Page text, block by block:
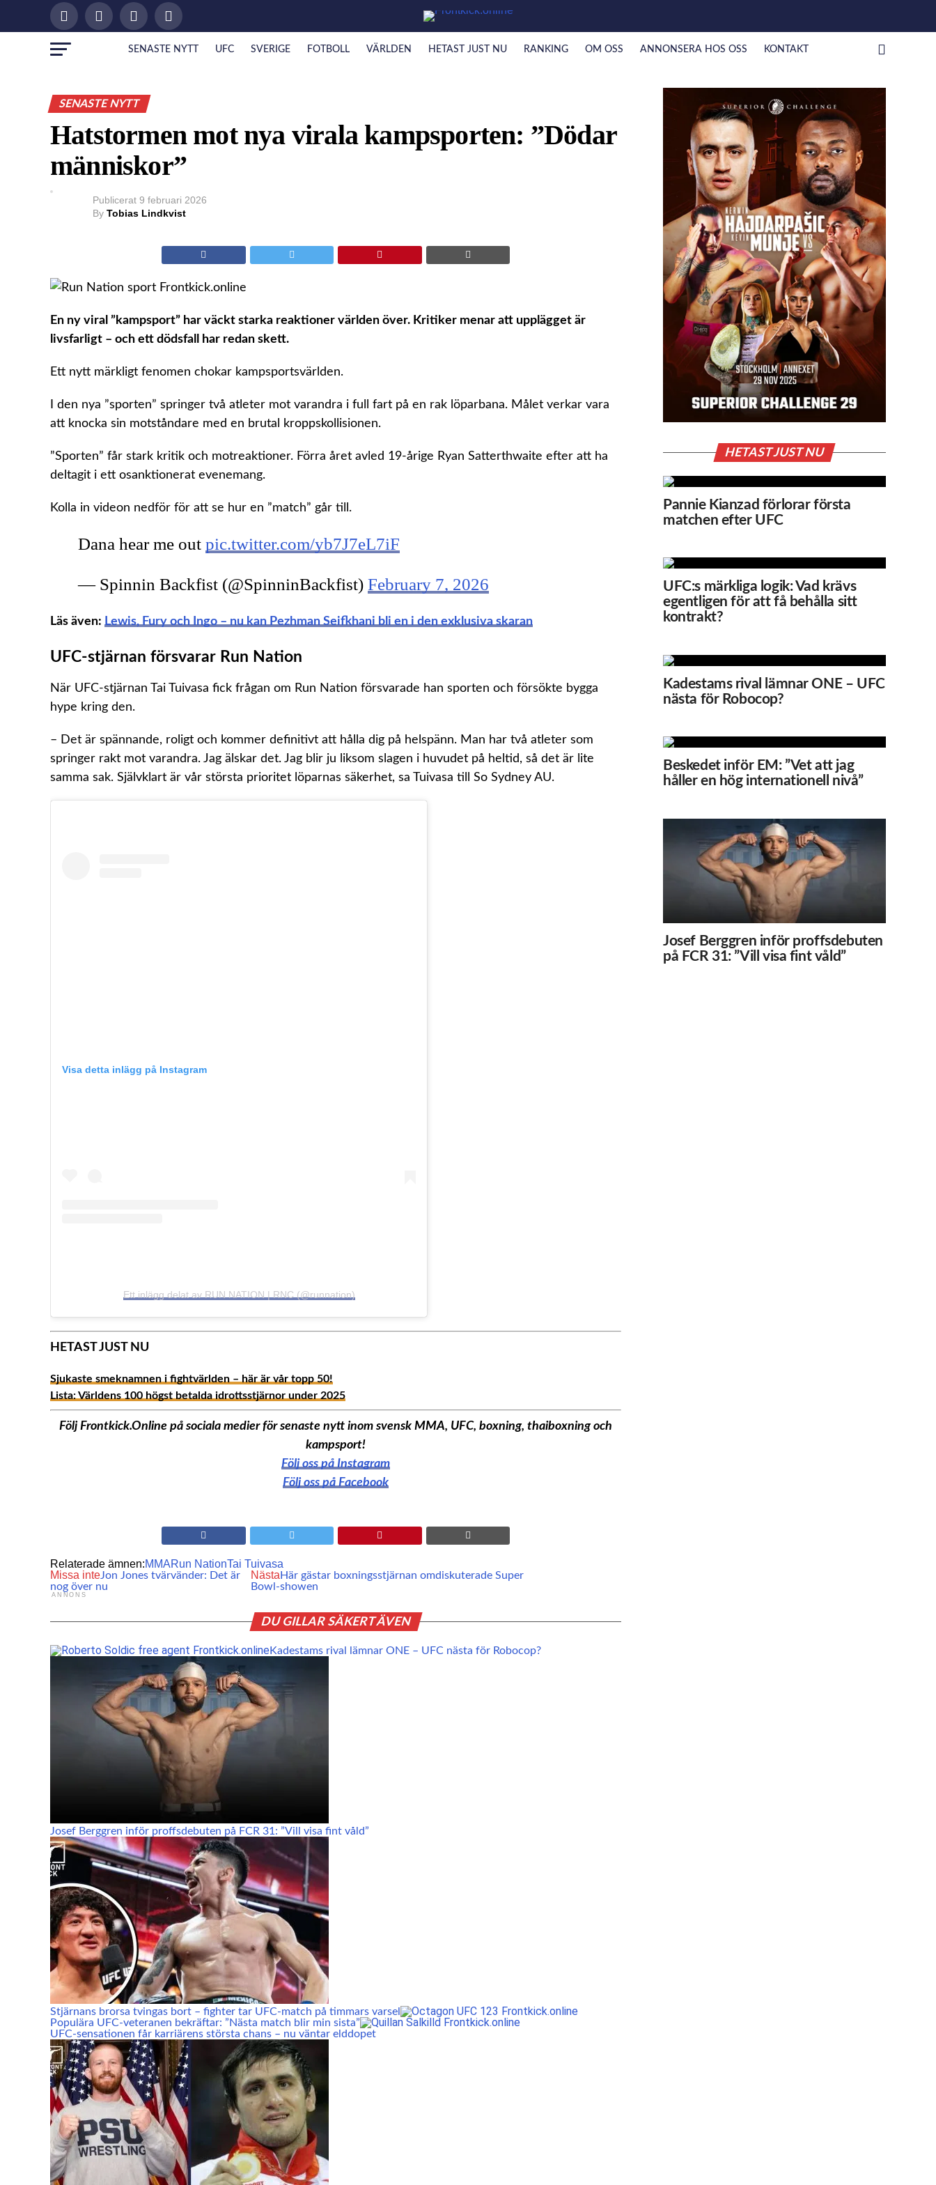
SENASTE NYTT UFC SVERIGE FOTBOLL VÄRLDEN HETAST JUST NU RANKING OM OSS ANNONSERA HOS OSS KONTAKT
SENASTE NYTT
Hatstormen mot nya virala kampsporten: ”Dödar
människor”
Publicerat 9 februari 2026
By Tobias Lindkvist
En ny viral ”kampsport” har väckt starka reaktioner världen över. Kritiker menar att upplägget är
livsfarligt – och ett dödsfall har redan skett.
Ett nytt märkligt fenomen chokar kampsportsvärlden.
I den nya ”sporten” springer två atleter mot varandra i full fart på en rak löparbana. Målet verkar vara
att knocka sin motståndare med en brutal kroppskollisionen.
”Sporten” får stark kritik och motreaktioner. Förra året avled 19-årige Ryan Satterthwaite efter att ha
deltagit i ett osanktionerat evenemang.
Kolla in videon nedför för att se hur en ”match” går till.
Dana hear me out pic.twitter.com/yb7J7eL7iF
— Spinnin Backfist (@SpinninBackfist) February 7, 2026
Läs även: Lewis, Fury och Ingo – nu kan Pezhman Seifkhani bli en i den exklusiva skaran
UFC-stjärnan försvarar Run Nation
När UFC-stjärnan Tai Tuivasa fick frågan om Run Nation försvarade han sporten och försökte bygga
hype kring den.
– Det är spännande, roligt och kommer definitivt att hålla dig på helspänn. Man har två atleter som
springer rakt mot varandra. Jag älskar det. Jag blir ju liksom slagen i huvudet på heltid, så det är lite
samma sak. Självklart är vår största prioritet löparnas säkerhet, sa Tuivasa till So Sydney AU.
Visa detta inlägg på Instagram
Ett inlägg delat av RUN NATION | RNC (@runnation)
HETAST JUST NU
Sjukaste smeknamnen i fightvärlden – här är vår topp 50!
Lista: Världens 100 högst betalda idrottsstjärnor under 2025
Följ Frontkick.Online på sociala medier för senaste nytt inom svensk MMA, UFC, boxning, thaiboxning och
kampsport!
Följ oss på Instagram
Följ oss på Facebook
Relaterade ämnen:MMARun NationTai Tuivasa
Nästa Här gästar boxningsstjärnan omdiskuterade Super
Bowl‑showen
Missa inteJon Jones tvärvänder: Det är
nog över nu
ANNONS
DU GILLAR SÄKERT ÄVEN
Kadestams rival lämnar ONE – UFC nästa för Robocop?
Josef Berggren inför proffsdebuten på FCR 31: ”Vill visa fint våld”
Stjärnans brorsa tvingas bort – fighter tar UFC-match på timmars varsel
Populära UFC-veteranen bekräftar: ”Nästa match blir min sista”
UFC-sensationen får karriärens största chans – nu väntar elddopet
HETAST JUST NU
Pannie Kianzad förlorar första
matchen efter UFC
UFC:s märkliga logik: Vad krävs
egentligen för att få behålla sitt
kontrakt?
Kadestams rival lämnar ONE – UFC
nästa för Robocop?
Beskedet inför EM: ”Vet att jag
håller en hög internationell nivå”
Josef Berggren inför proffsdebuten
på FCR 31: ”Vill visa fint våld”